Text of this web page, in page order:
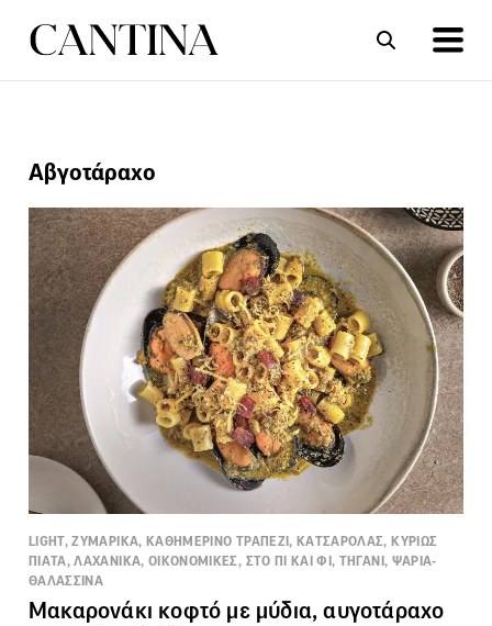
Αβγοτάραχο
LIGHT, ΖΥΜΑΡΙΚΑ, ΚΑΘΗΜΕΡΙΝΟ ΤΡΑΠΕΖΙ, ΚΑΤΣΑΡΟΛΑΣ, ΚΥΡΙΩΣ
ΠΙΑΤΑ, ΛΑΧΑΝΙΚΑ, ΟΙΚΟΝΟΜΙΚΕΣ, ΣΤΟ ΠΙ ΚΑΙ ΦΙ, ΤΗΓΑΝΙ, ΨΑΡΙΑ-
ΘΑΛΑΣΣΙΝΑ
Μακαρονάκι κοφτό με μύδια, αυγοτάραχο